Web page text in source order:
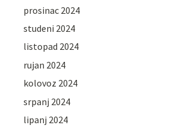
prosinac 2024
studeni 2024
listopad 2024
rujan 2024
kolovoz 2024
srpanj 2024
lipanj 2024